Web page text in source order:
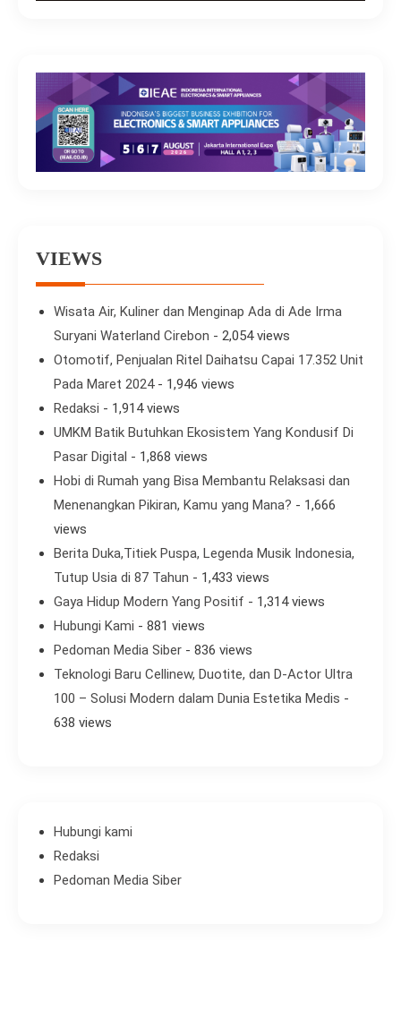
VIEWS
Wisata Air, Kuliner dan Menginap Ada di Ade Irma
Suryani Waterland Cirebon - 2,054 views
Otomotif, Penjualan Ritel Daihatsu Capai 17.352 Unit
Pada Maret 2024- 1,946 views
Redaksi - 1,914 views
UMKM Batik Butuhkan Ekosistem Yang Kondusif Di
Pasar Digital - 1,868 views
Hobi di Rumah yang Bisa Membantu Relaksasi dan
Menenangkan Pikiran, Kamu yang Mana? - 1,666
views
Berita Duka,Titiek Puspa, Legenda Musik Indonesia,
Tutup Usia di 87 Tahun - 1,433 views
Gaya Hidup Modern Yang Positif - 1,314 views
Hubungi Kami - 881 views
Pedoman Media Siber - 836 views
Teknologi Baru Cellinew, Duotite, dan D-Actor Ultra
100 – Solusi Modern dalam Dunia Estetika Medis -
638 views
Hubungi kami
Redaksi
Pedoman Media Siber